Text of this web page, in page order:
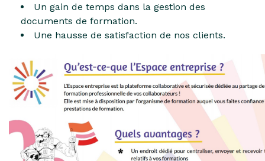
Un gain de temps dans la gestion des
documents de formation.
Une hausse de satisfaction de nos clients.